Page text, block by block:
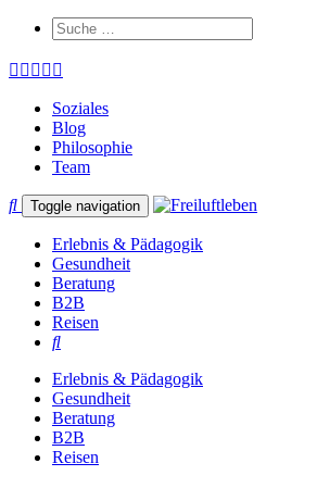
Soziales
Blog
Philosophie
Team
Toggle navigation
Erlebnis & Pädagogik
Gesundheit
Beratung
B2B
Reisen
Erlebnis & Pädagogik
Gesundheit
Beratung
B2B
Reisen